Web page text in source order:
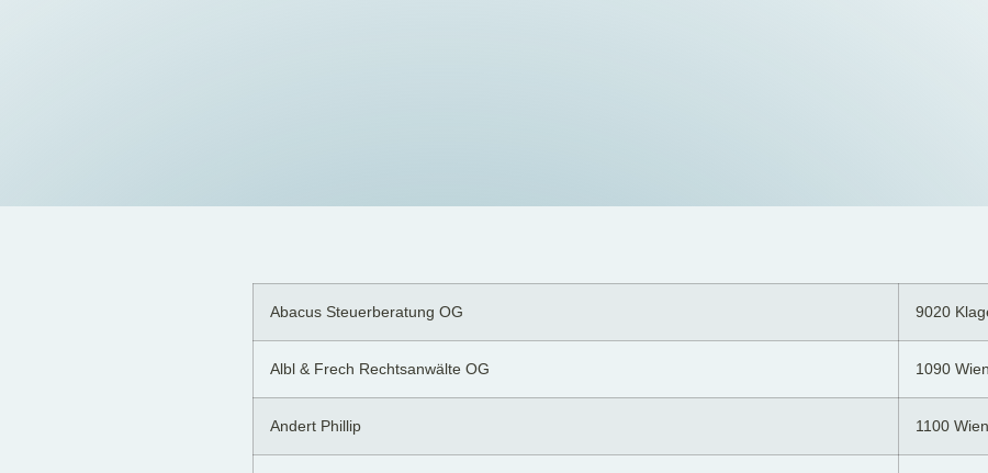
Abacus Steuerberatung OG 9020
Albl & Frech Rechtsanwälte OG 1090 Wien
Andert Phillip 1100 Wien